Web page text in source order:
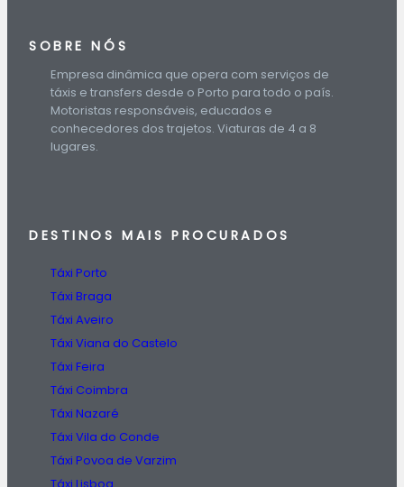
SOBRE NÓS
Empresa dinâmica que opera com serviços de
táxis e transfers desde o Porto para todo o país.
Motoristas responsáveis, educados e
conhecedores dos trajetos. Viaturas de 4 a 8
lugares.
DESTINOS MAIS PROCURADOS
Táxi Porto
Táxi Braga
Táxi Aveiro
Táxi Viana do Castelo
Táxi Feira
Táxi Coimbra
Táxi Nazaré
Táxi Vila do Conde
Táxi Povoa de Varzim